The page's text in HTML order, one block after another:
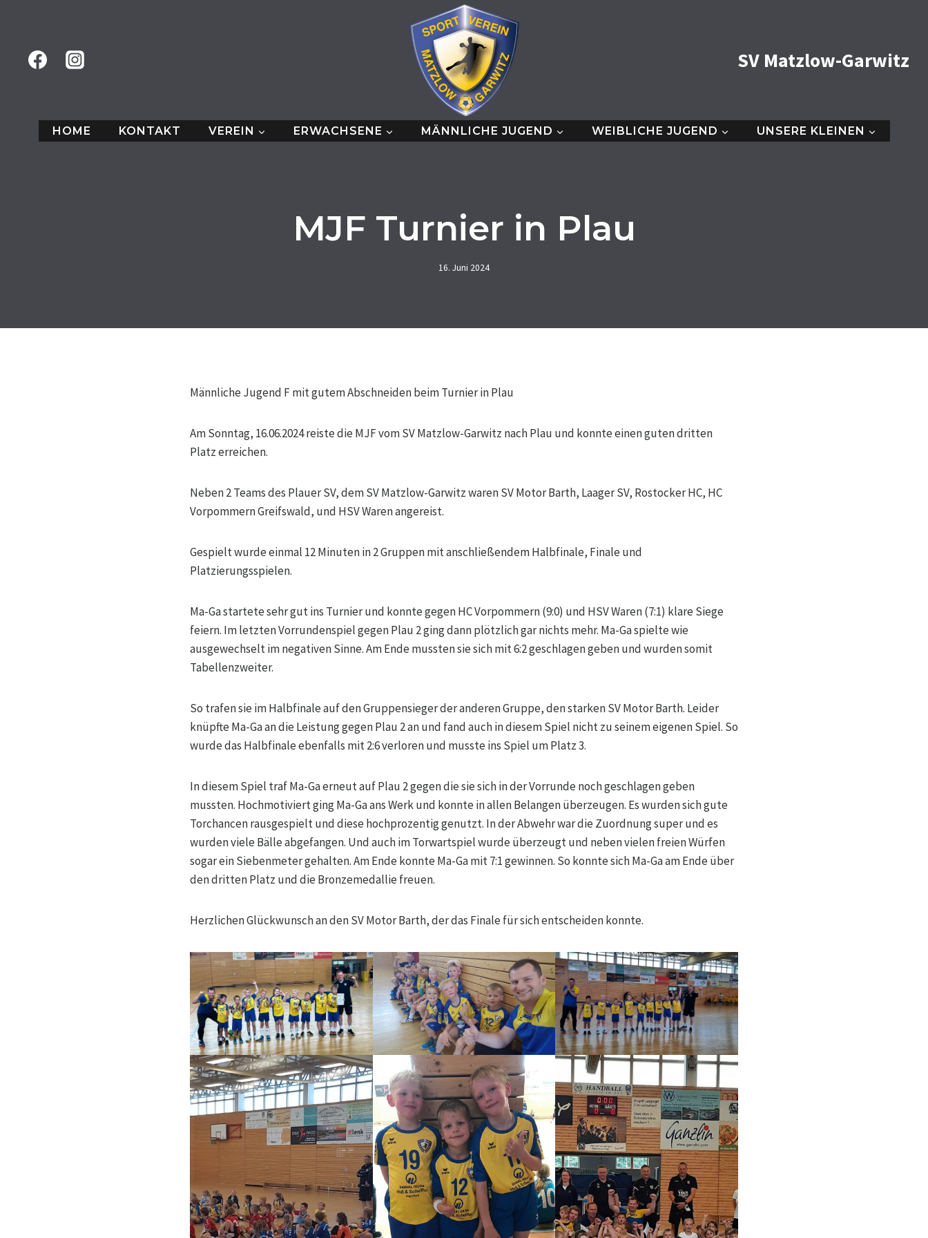
SV Matzlow-Garwitz
HOME KONTAKT VEREIN ERWACHSENE MÄNNLICHE JUGEND WEIBLICHE JUGEND UNSERE KLEINEN
MJF Turnier in Plau
16. Juni 2024
Männliche Jugend F mit gutem Abschneiden beim Turnier in Plau
Am Sonntag, 16.06.2024 reiste die MJF vom SV Matzlow-Garwitz nach Plau und konnte einen guten dritten
Platz erreichen.
Neben 2 Teams des Plauer SV, dem SV Matzlow-Garwitz waren SV Motor Barth, Laager SV, Rostocker HC, HC
Vorpommern Greifswald, und HSV Waren angereist.
Gespielt wurde einmal 12 Minuten in 2 Gruppen mit anschließendem Halbfinale, Finale und
Platzierungsspielen.
Ma-Ga startete sehr gut ins Turnier und konnte gegen HC Vorpommern (9:0) und HSV Waren (7:1) klare Siege
feiern. Im letzten Vorrundenspiel gegen Plau 2 ging dann plötzlich gar nichts mehr. Ma-Ga spielte wie
ausgewechselt im negativen Sinne. Am Ende mussten sie sich mit 6:2 geschlagen geben und wurden somit
Tabellenzweiter.
So trafen sie im Halbfinale auf den Gruppensieger der anderen Gruppe, den starken SV Motor Barth. Leider
knüpfte Ma-Ga an die Leistung gegen Plau 2 an und fand auch in diesem Spiel nicht zu seinem eigenen Spiel. So
wurde das Halbfinale ebenfalls mit 2:6 verloren und musste ins Spiel um Platz 3.
In diesem Spiel traf Ma-Ga erneut auf Plau 2 gegen die sie sich in der Vorrunde noch geschlagen geben
mussten. Hochmotiviert ging Ma-Ga ans Werk und konnte in allen Belangen überzeugen. Es wurden sich gute
Torchancen rausgespielt und diese hochprozentig genutzt. In der Abwehr war die Zuordnung super und es
wurden viele Bälle abgefangen. Und auch im Torwartspiel wurde überzeugt und neben vielen freien Würfen
sogar ein Siebenmeter gehalten. Am Ende konnte Ma-Ga mit 7:1 gewinnen. So konnte sich Ma-Ga am Ende über
den dritten Platz und die Bronzemedallie freuen.
Herzlichen Glückwunsch an den SV Motor Barth, der das Finale für sich entscheiden konnte.